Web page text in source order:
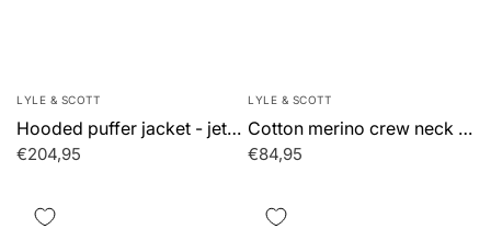
LYLE & SCOTT
Hooded puffer jacket - jet black
€204,95
LYLE & SCOTT
Cotton merino crew neck jumper - sepia brown
€84,95